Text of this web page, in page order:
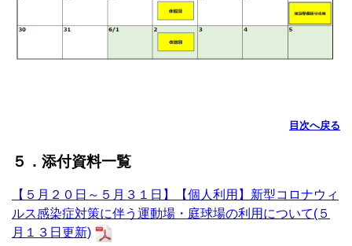
目次へ戻る
５．添付資料一覧
【５月２０日～５月３１日】【個人利用】新型コロナウィ
ルス感染症対策に伴う運動場・庭球場の利用について(５
月１３日更新)